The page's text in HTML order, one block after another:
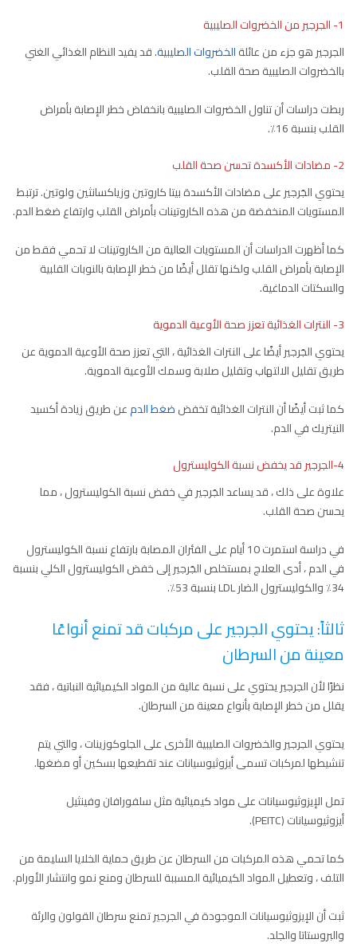
1- الجرجير من الخضروات الصليبية
الجرجير هو جزء من عائلةالخضروات الصليبية. قد يفيد النظام الغذائي الغني
بالخضروات الصليبية صحة القلب.
ربطت دراسات أن تناول الخضروات الصليبية بانخفاض خطر الإصابة بأمراض
القلب بنسبة 16٪.
2- مضادات الأكسدة تحسن صحة القلب
يحتوي الجَرجير على مضادات الأكسدة بيتا كاروتين وزياكسانثين ولوتين. ترتبط
المستويات المنخفضة من هذه الكاروتينات بأمراض القلب وارتفاع ضغط الدم.
كما أظهرت الدراسات أن المستويات العالية من الكاروتينات لا تحمي فقط من
الإصابة بأمراض القلب ولكنها تقلل أيضًا من خطر الإصابة بالنوبات القلبية
والسكتات الدماغية.
3- النترات الغذائية تعزز صحة الأوعية الدموية
يحتوي الجَرجير أيضًا على النترات الغذائية ، التي تعزز صحة الأوعية الدموية عن
طريق تقليل الالتهاب وتقليل صلابة وسمك الأوعية الدموية.
كما ثبت أيضًا أن النترات الغذائية تخفضضغط الدمعن طريق زيادة أكسيد
النيتريك في الدم.
4-الجرجير قد يخفض نسبة الكوليسترول
علاوة على ذلك ، قد يساعد الجَرجير في خفض نسبة الكوليسترول ، مما
يحسن صحة القلب.
في دراسة استمرت 10 أيام على الفئران المصابة بارتفاع نسبة الكوليسترول
في الدم ، أدى العلاج بمستخلص الجَرجير إلى خفض الكوليسترول الكلي بنسبة
34٪ والكوليسترول الضار LDL بنسبة 53٪.
ثالثاً: يحتوي الجرجير على مركبات قد تمنع أنواعًا
معينة من السرطان
نظرًا لأن الجرجير يحتوي على نسبة عالية من المواد الكيميائية النباتية ، فقد
يقلل من خطر الإصابة بأنواع معينة من السرطان.
يحتوي الجرجير والخضروات الصليبية الأخرى على الجلوكوزينات ، والتي يتم
تنشيطها لمركبات تسمى أيزوثيوسيانات عند تقطيعها بسكين أو مضغها.
تمل الإيزوثيوسيانات على مواد كيميائية مثل سلفورافان وفينثيل
أيزوثيوسيانات (PEITC).
كما تحمي هذه المركبات من السرطان عن طريق حماية الخلايا السليمة من
التلف ، وتعطيل المواد الكيميائية المسببة للسرطان ومنع نمو وانتشار الأورام.
ثبت أن الإيزوثيوسيانات الموجودة في الجرجير تمنع سرطان القولون والرئة
والبروستاتا والجلد.